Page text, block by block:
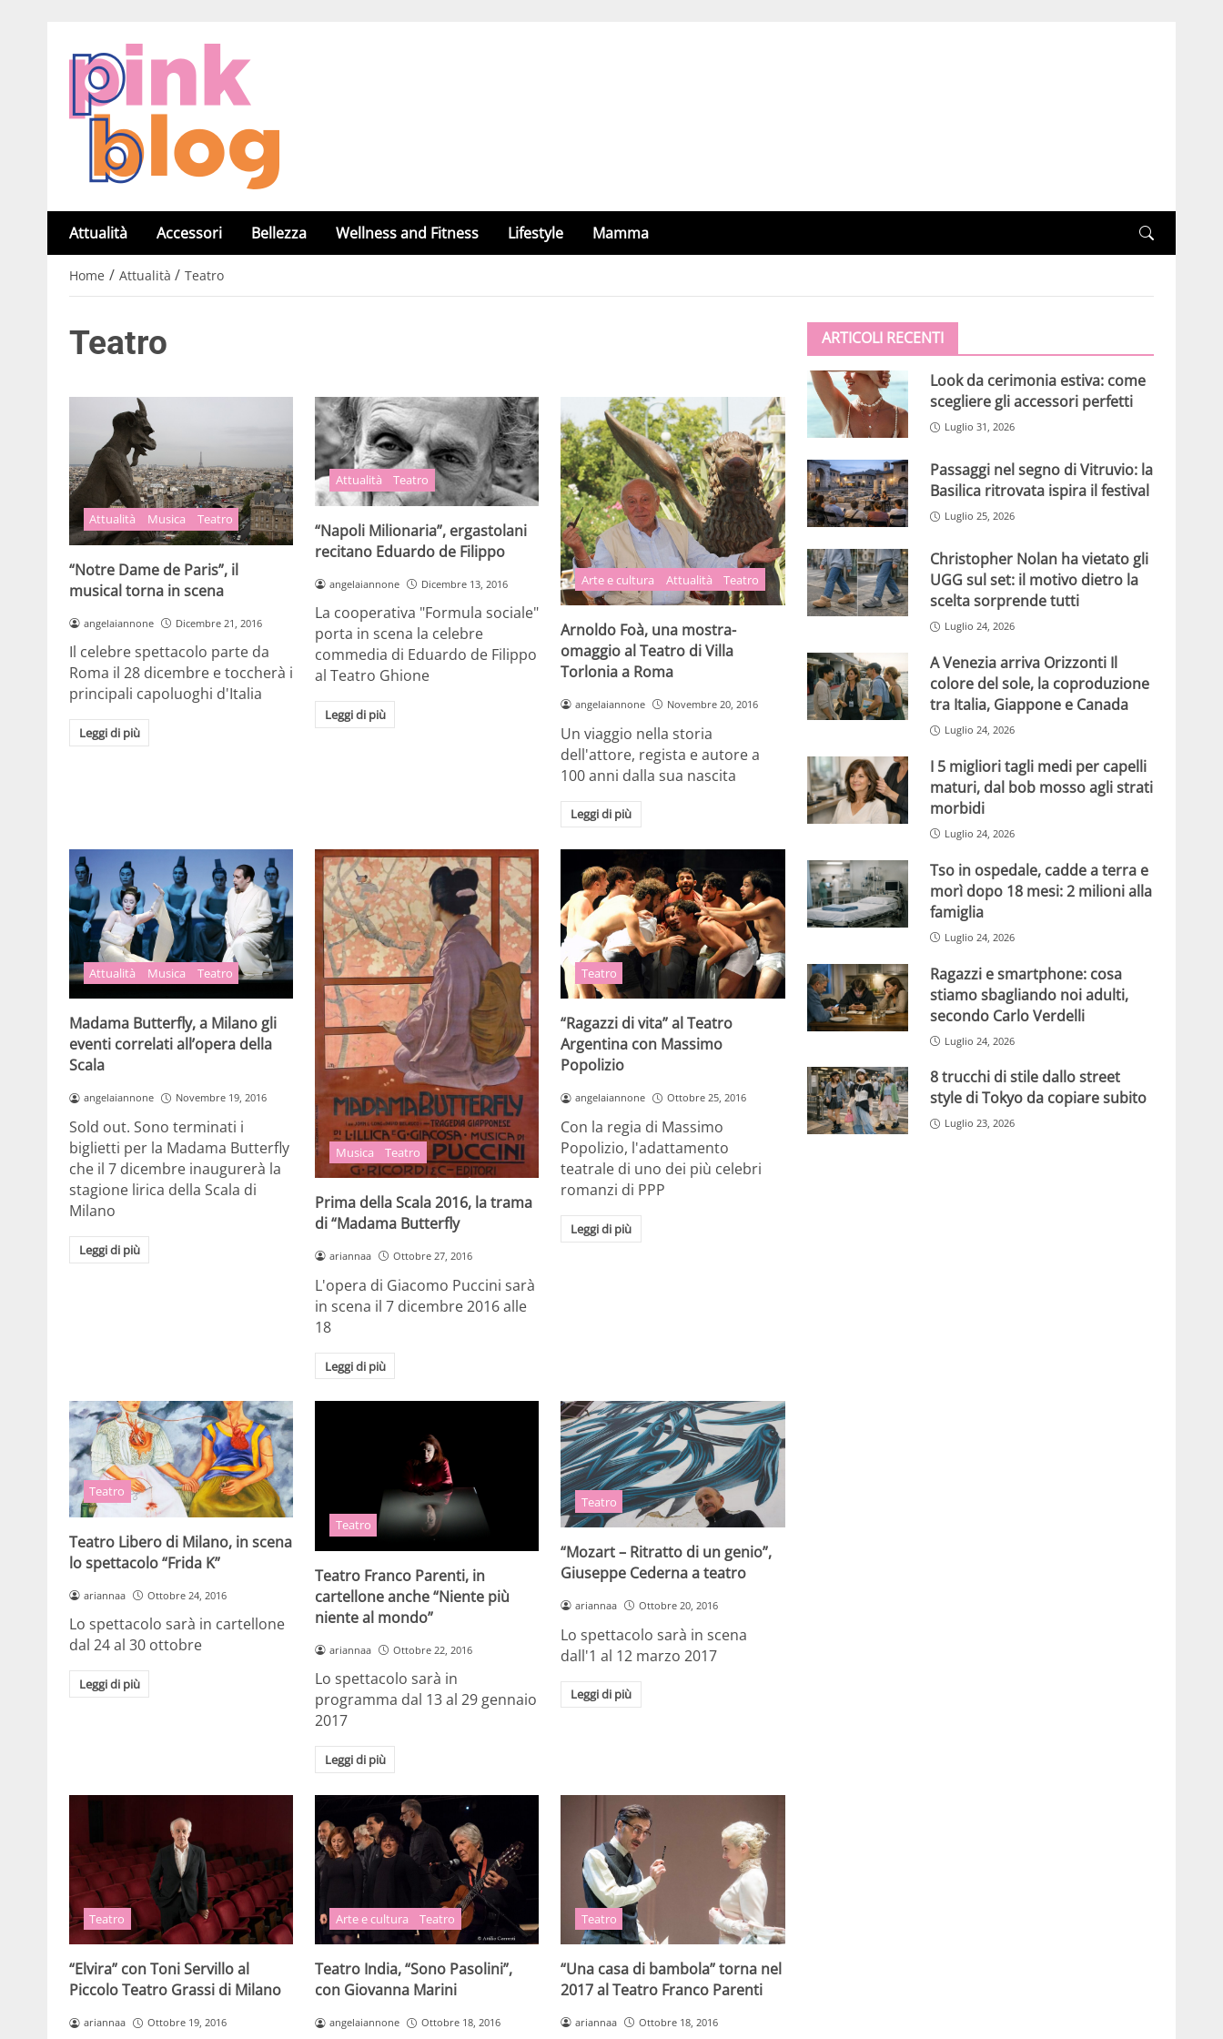
Attualità Accessori Bellezza Wellness and Fitness Lifestyle Mamma
Home / Attualità / Teatro
Teatro
Attualità Musica Teatro
“Notre Dame de Paris”, il
musical torna in scena
angelaiannone Dicembre 21, 2016
Il celebre spettacolo parte da
Roma il 28 dicembre e toccherà i
principali capoluoghi d'Italia
Leggi di più
Attualità Teatro
“Napoli Milionaria”, ergastolani
recitano Eduardo de Filippo
angelaiannone Dicembre 13, 2016
La cooperativa "Formula sociale"
porta in scena la celebre
commedia di Eduardo de Filippo
al Teatro Ghione
Leggi di più
Arte e cultura Attualità Teatro
Arnoldo Foà, una mostra-
omaggio al Teatro di Villa
Torlonia a Roma
angelaiannone Novembre 20, 2016
Un viaggio nella storia
dell'attore, regista e autore a
100 anni dalla sua nascita
Leggi di più
Attualità Musica Teatro
Madama Butterfly, a Milano gli
eventi correlati all’opera della
Scala
angelaiannone Novembre 19, 2016
Sold out. Sono terminati i
biglietti per la Madama Butterfly
che il 7 dicembre inaugurerà la
stagione lirica della Scala di
Milano
Leggi di più
Musica Teatro
Prima della Scala 2016, la trama
di “Madama Butterfly
ariannaa Ottobre 27, 2016
L'opera di Giacomo Puccini sarà
in scena il 7 dicembre 2016 alle
18
Leggi di più
Teatro
“Ragazzi di vita” al Teatro
Argentina con Massimo
Popolizio
angelaiannone Ottobre 25, 2016
Con la regia di Massimo
Popolizio, l'adattamento
teatrale di uno dei più celebri
romanzi di PPP
Leggi di più
Teatro
Teatro Libero di Milano, in scena
lo spettacolo “Frida K”
ariannaa Ottobre 24, 2016
Lo spettacolo sarà in cartellone
dal 24 al 30 ottobre
Leggi di più
Teatro
Teatro Franco Parenti, in
cartellone anche “Niente più
niente al mondo”
ariannaa Ottobre 22, 2016
Lo spettacolo sarà in
programma dal 13 al 29 gennaio
2017
Leggi di più
Teatro
“Mozart – Ritratto di un genio”,
Giuseppe Cederna a teatro
ariannaa Ottobre 20, 2016
Lo spettacolo sarà in scena
dall'1 al 12 marzo 2017
Leggi di più
Teatro
“Elvira” con Toni Servillo al
Piccolo Teatro Grassi di Milano
ariannaa Ottobre 19, 2016
Arte e cultura Teatro
Teatro India, “Sono Pasolini”,
con Giovanna Marini
angelaiannone Ottobre 18, 2016
Teatro
“Una casa di bambola” torna nel
2017 al Teatro Franco Parenti
ariannaa Ottobre 18, 2016
ARTICOLI RECENTI
Look da cerimonia estiva: come
scegliere gli accessori perfetti
Luglio 31, 2026
Passaggi nel segno di Vitruvio: la
Basilica ritrovata ispira il festival
Luglio 25, 2026
Christopher Nolan ha vietato gli
UGG sul set: il motivo dietro la
scelta sorprende tutti
Luglio 24, 2026
A Venezia arriva Orizzonti Il
colore del sole, la coproduzione
tra Italia, Giappone e Canada
Luglio 24, 2026
I 5 migliori tagli medi per capelli
maturi, dal bob mosso agli strati
morbidi
Luglio 24, 2026
Tso in ospedale, cadde a terra e
morì dopo 18 mesi: 2 milioni alla
famiglia
Luglio 24, 2026
Ragazzi e smartphone: cosa
stiamo sbagliando noi adulti,
secondo Carlo Verdelli
Luglio 24, 2026
8 trucchi di stile dallo street
style di Tokyo da copiare subito
Luglio 23, 2026